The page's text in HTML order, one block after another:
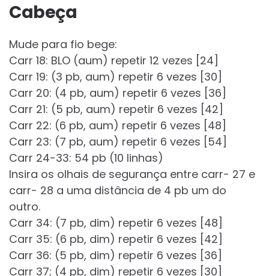
Cabeça
Mude para fio bege:
Carr 18: BLO (aum) repetir 12 vezes [24]
Carr 19: (3 pb, aum) repetir 6 vezes [30]
Carr 20: (4 pb, aum) repetir 6 vezes [36]
Carr 21: (5 pb, aum) repetir 6 vezes [42]
Carr 22: (6 pb, aum) repetir 6 vezes [48]
Carr 23: (7 pb, aum) repetir 6 vezes [54]
Carr 24-33: 54 pb (10 linhas)
Insira os olhais de segurança entre carr- 27 e
carr- 28 a uma distância de 4 pb um do
outro.
Carr 34: (7 pb, dim) repetir 6 vezes [48]
Carr 35: (6 pb, dim) repetir 6 vezes [42]
Carr 36: (5 pb, dim) repetir 6 vezes [36]
Carr 37; (4 pb, dim) repetir 6 vezes [30]